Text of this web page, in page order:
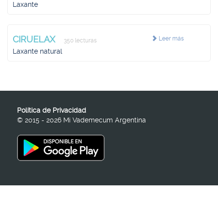
Laxante
Leer más
CIRUELAX 350 lecturas
Laxante natural
Política de Privacidad
© 2015 - 2026 Mi Vademecum Argentina